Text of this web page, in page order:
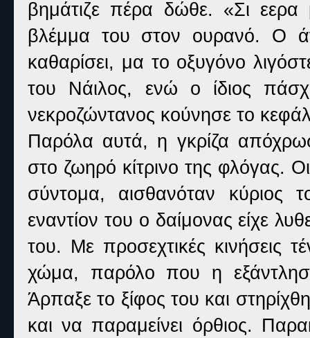
βημάτιζε πέρα δώθε. «Σι εερα
βλέμμα του στον ουρανό. Ο
καθαρίσει, μα το οξυγόνο
του Νάιλος, ενώ ο ίδιος
νεκροζώντανος κούνησε το
Παρόλα αυτά, η γκρίζα
στο ζωηρό κίτρινο της φλόγας.
σύντομα, αισθανόταν κύριος
εναντίον του ο δαίμονας είχε
του. Με προσεχτικές κινήσεις
χώμα, παρόλο που η
Άρπαξε το ξίφος του και
και να παραμείνει όρθιος.